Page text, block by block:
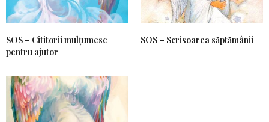
SOS – Cititorii mulțumesc
pentru ajutor
SOS – Scrisoarea săptămânii